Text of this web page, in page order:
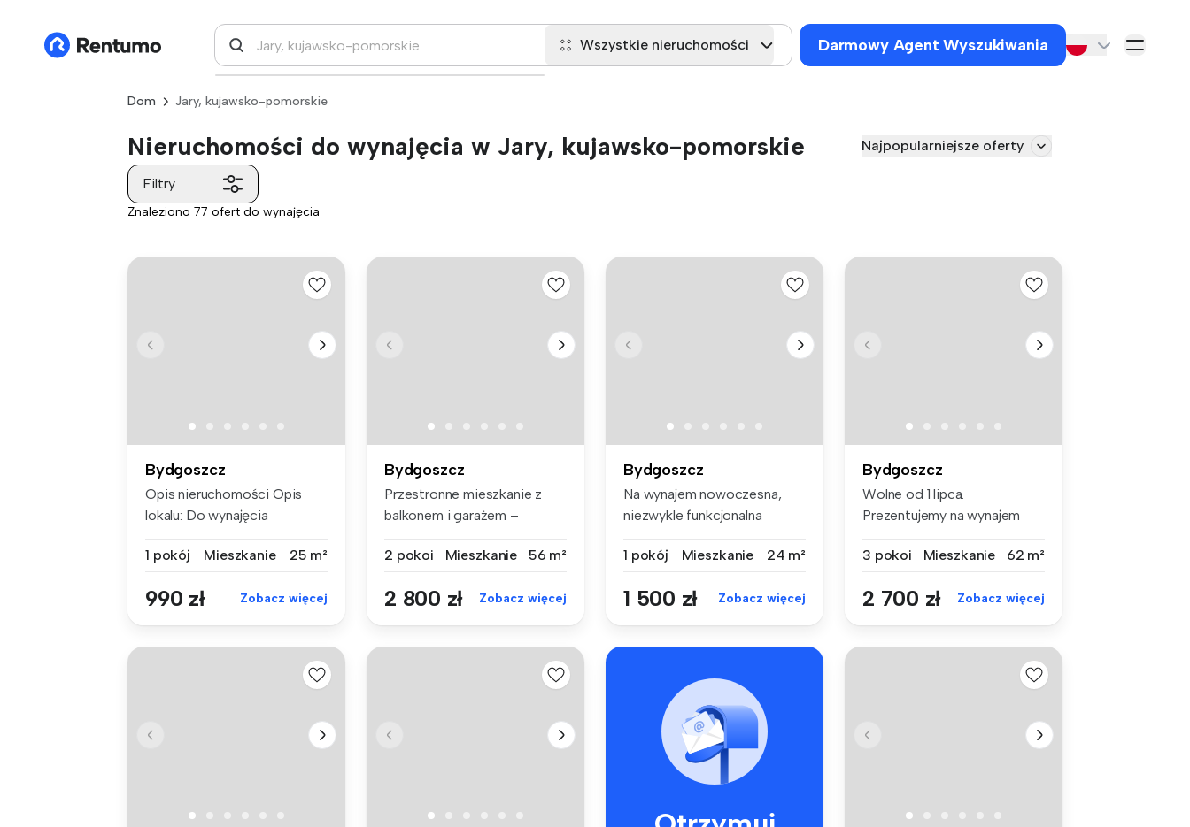
Wszystkie nieruchomości Darmowy Agent Wyszukiwania
Dom Jary, kujawsko-pomorskie
Nieruchomości do wynajęcia w Jary, kujawsko-pomorskie Najpopularniejsze oferty
Filtry
Znaleziono 77 ofert do wynajęcia
Bydgoszcz
Opis nieruchomości Opis
lokalu: Do wynajęcia
1 pokój
Mieszkanie 25 m²
990 zł Zobacz więcej
Bydgoszcz
Przestronne mieszkanie z
balkonem i garażem –
2 pokoi
Mieszkanie 56 m²
2 800 zł Zobacz więcej
Bydgoszcz
Na wynajem nowoczesna,
niezwykle funkcjonalna
1 pokój
Mieszkanie 24 m²
1 500 zł Zobacz więcej
Bydgoszcz
Wolne od 1 lipca.
Prezentujemy na wynajem
3 pokoi
Mieszkanie 62 m²
2 700 zł Zobacz więcej